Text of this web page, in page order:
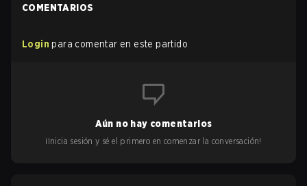
COMENTARIOS
Login para comentar en este partido
Aún no hay comentarios
¡Inicia sesión y sé el primero en comenzar la conversación!